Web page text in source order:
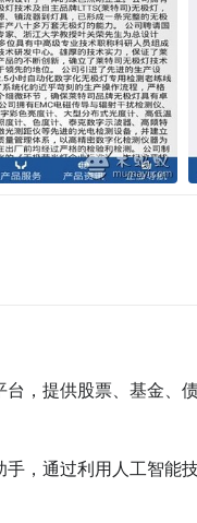
，提供股票、基金、
，通过利用人工智能